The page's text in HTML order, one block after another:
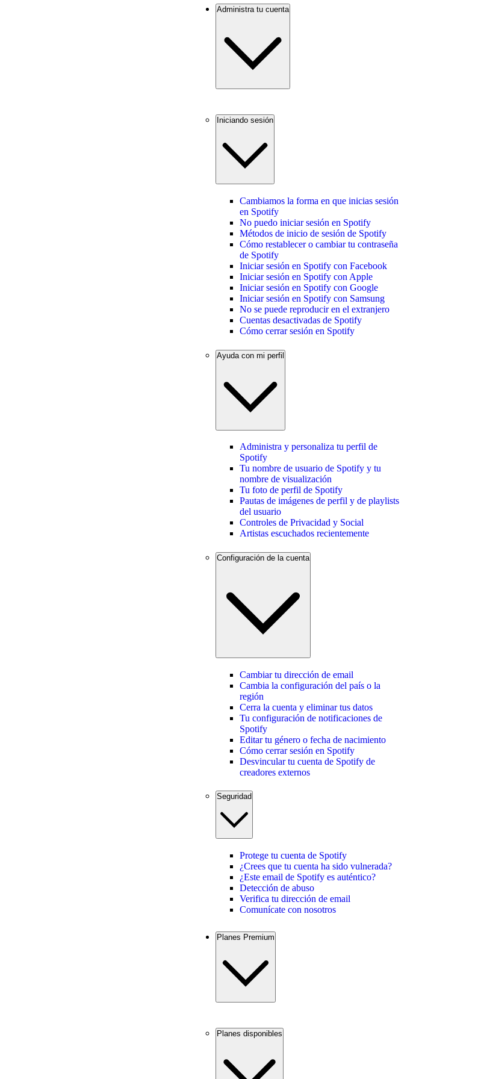
Administra tu cuenta
Iniciando sesión
Cambiamos la forma en que inicias sesión
en Spotify
No puedo iniciar sesión en Spotify
Métodos de inicio de sesión de Spotify
Cómo restablecer o cambiar tu contraseña
de Spotify
Iniciar sesión en Spotify con Facebook
Iniciar sesión en Spotify con Apple
Iniciar sesión en Spotify con Google
Iniciar sesión en Spotify con Samsung
No se puede reproducir en el extranjero
Cuentas desactivadas de Spotify
Cómo cerrar sesión en Spotify
Ayuda con mi perfil
Administra y personaliza tu perfil de
Spotify
Tu nombre de usuario de Spotify y tu
nombre de visualización
Tu foto de perfil de Spotify
Pautas de imágenes de perfil y de playlists
del usuario
Controles de Privacidad y Social
Artistas escuchados recientemente
Configuración de la cuenta
Cambiar tu dirección de email
Cambia la configuración del país o la
región
Cerra la cuenta y eliminar tus datos
Tu configuración de notificaciones de
Spotify
Editar tu género o fecha de nacimiento
Cómo cerrar sesión en Spotify
Desvincular tu cuenta de Spotify de
creadores externos
Seguridad
Protege tu cuenta de Spotify
¿Crees que tu cuenta ha sido vulnerada?
¿Este email de Spotify es auténtico?
Detección de abuso
Verifica tu dirección de email
Comunícate con nosotros
Planes Premium
Planes disponibles